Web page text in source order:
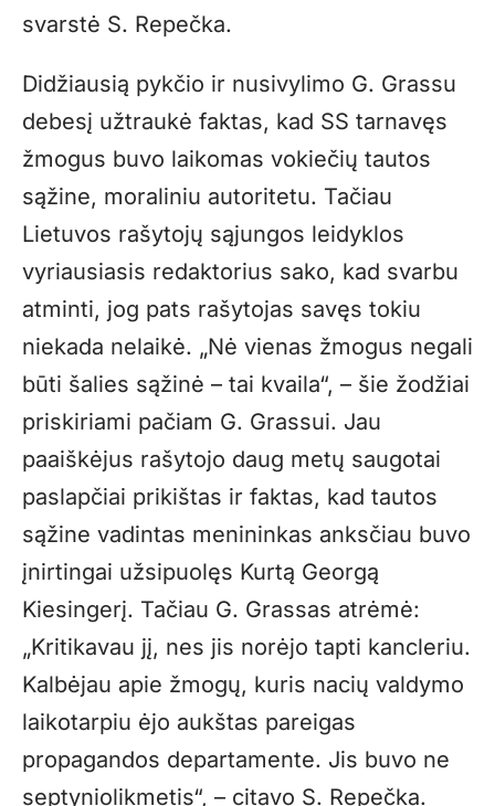
svarstė S. Repečka.
Didžiausią pykčio ir nusivylimo G. Grassu
debesį užtraukė faktas, kad SS tarnavęs
žmogus buvo laikomas vokiečių tautos
sąžine, moraliniu autoritetu. Tačiau
Lietuvos rašytojų sąjungos leidyklos
vyriausiasis redaktorius sako, kad svarbu
atminti, jog pats rašytojas savęs tokiu
niekada nelaikė. „Nė vienas žmogus negali
būti šalies sąžinė – tai kvaila“, – šie žodžiai
priskiriami pačiam G. Grassui. Jau
paaiškėjus rašytojo daug metų saugotai
paslapčiai prikištas ir faktas, kad tautos
sąžine vadintas menininkas anksčiau buvo
įnirtingai užsipuolęs Kurtą Georgą
Kiesingerį. Tačiau G. Grassas atrėmė:
„Kritikavau jį, nes jis norėjo tapti kancleriu.
Kalbėjau apie žmogų, kuris nacių valdymo
laikotarpiu ėjo aukštas pareigas
propagandos departamente. Jis buvo ne
septyniolikmetis“, – citavo S. Repečka.